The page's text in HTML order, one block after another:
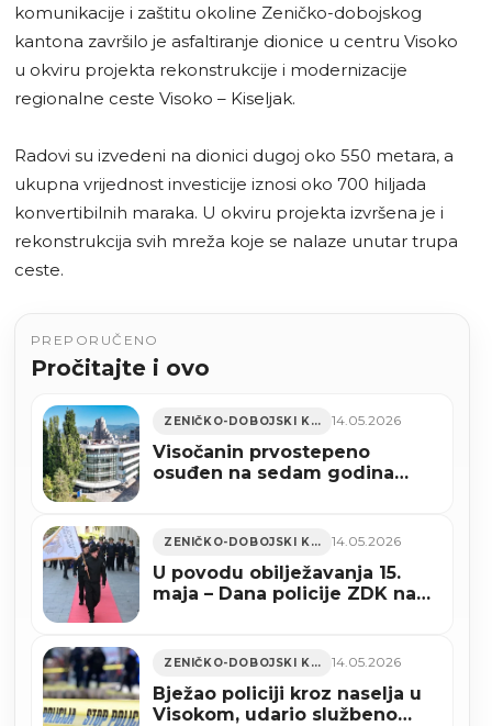
komunikacije i zaštitu okoline Zeničko-dobojskog
kantona završilo je asfaltiranje dionice u centru Visoko
u okviru projekta rekonstrukcije i modernizacije
regionalne ceste Visoko – Kiseljak.
Radovi su izvedeni na dionici dugoj oko 550 metara, a
ukupna vrijednost investicije iznosi oko 700 hiljada
konvertibilnih maraka. U okviru projekta izvršena je i
rekonstrukcija svih mreža koje se nalaze unutar trupa
ceste.
PREPORUČENO
Pročitajte i ovo
ZENIČKO-DOBOJSKI KANTON 14.05.2026
Visočanin prvostepeno
osuđen na sedam godina
ZENIČKO-DOBOJSKI KANTON 14.05.2026
U povodu obilježavanja 15.
maja – Dana policije ZDK na
ZENIČKO-DOBOJSKI KANTON 14.05.2026
Bježao policiji kroz naselja u
Visokom, udario službeno